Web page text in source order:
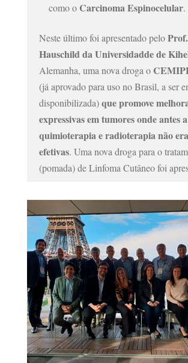
como o Carcinoma Espinocelular.
Neste último foi apresentado pelo
Hauschild da Universidadde de
Alemanha, uma nova droga o
(já aprovado para uso no Brasil, a ser
disponibilizada)que promove
expressivas em tumores onde antes
quimioterapia e radioterapia não
efetivas. Uma nova droga para o
(pomada) de Linfoma Cutâneo foi